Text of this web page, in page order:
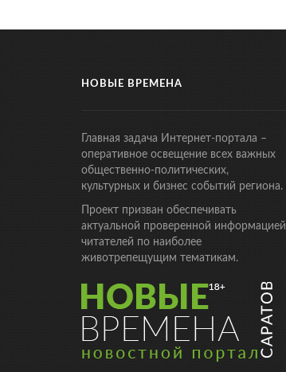
НОВЫЕ ВРЕМЕНА
Главная задача Интернет-портала –
оперативное освещение всех важных
общественно-политических,
культурных и бизнес событий региона.
Проект призван обеспечивать
актуальной проверенной информацией
читателей по наиболее
животрепещущим тематикам.